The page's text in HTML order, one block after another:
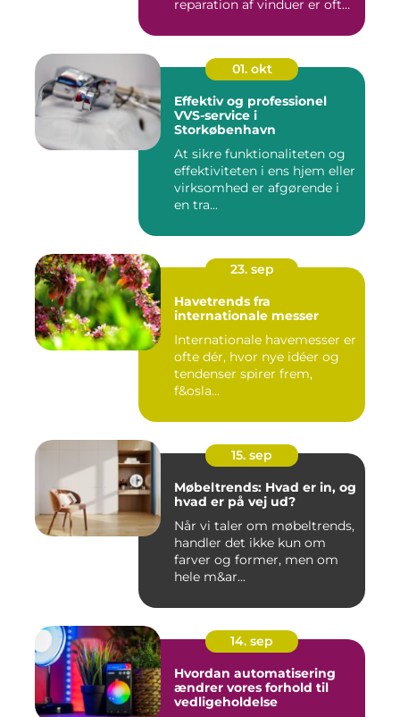
reparation af vinduer er ofte
01. okt
Effektiv og professionel
VVS-service i
Storkøbenhavn
At sikre funktionaliteten og
effektiviteten i ens hjem eller
virksomhed er afgørende i
en tra...
23. sep
Havetrends fra
internationale messer
Internationale havemesser er
ofte dér, hvor nye idéer og
tendenser spirer frem,
f&osla...
15. sep
Møbeltrends: Hvad er in, og
hvad er på vej ud?
Når vi taler om møbeltrends,
handler det ikke kun om
farver og former, men om
hele m&ar...
14. sep
Hvordan automatisering
ændrer vores forhold til
vedligeholdelse